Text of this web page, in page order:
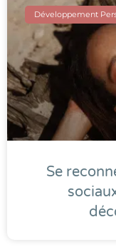
Développement
Se